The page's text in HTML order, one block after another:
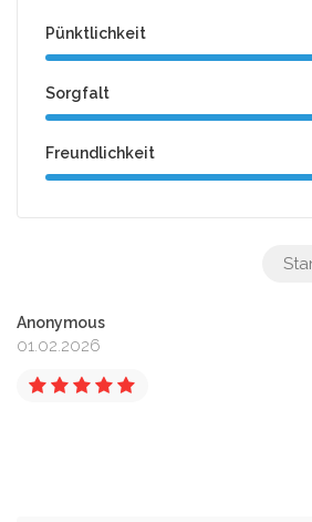
Pünktlichkeit
Sorgfalt
Freundlichkeit
Anonymous
01.02.2026